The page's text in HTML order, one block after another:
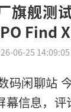
旗舰测
Find
06-25 14:09:05
码闲聊站
幕信息，评